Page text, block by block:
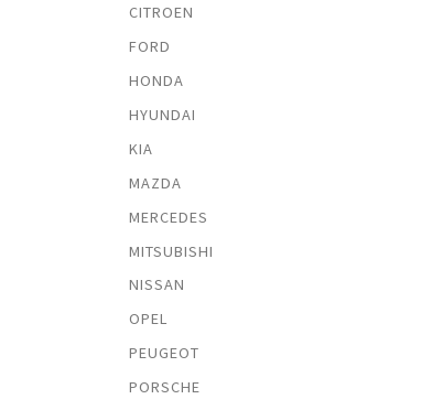
CITROEN
FORD
HONDA
HYUNDAI
KIA
MAZDA
MERCEDES
MITSUBISHI
NISSAN
OPEL
PEUGEOT
PORSCHE